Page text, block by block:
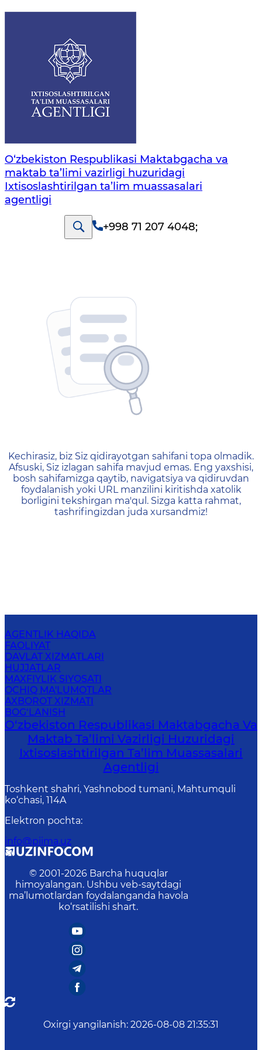
O‘zbekiston Respublikasi Maktabgacha va
maktab ta’limi vazirligi huzuridagi
Ixtisoslashtirilgan ta’lim muassasalari
agentligi
+998 71 207 4048;
404 — Страница не
Kechirasiz, biz Siz qidirayotgan sahifani topa olmadik.
Afsuski, Siz izlagan sahifa mavjud emas. Eng yaxshisi,
bosh sahifamizga qaytib, navigatsiya va qidiruvdan
foydalanish yoki URL manzilini kiritishda xatolik
borligini tekshirgan ma'qul. Sizga katta rahmat,
tashrifingizdan juda xursandmiz!
AGENTLIK HAQIDA
FAOLIYAT
DAVLAT XIZMATLARI
HUJJATLAR
MAXFIYLIK SIYOSATI
OCHIQ MA'LUMOTLAR
AXBOROT XIZMATI
BOG‘LANISH
O‘zbekiston Respublikasi Maktabgacha Va
Maktab Ta’limi Vazirligi Huzuridagi
Ixtisoslashtirilgan Ta’lim Muassasalari
Agentligi
Toshkent shahri, Yashnobod tumani, Mahtumquli
ko‘chasi, 114A
Elektron pochta:
info@piima.uz
© 2001-2026 Barcha huquqlar
himoyalangan. Ushbu veb-saytdagi
ma’lumotlardan foydalanganda havola
ko‘rsatilishi shart.
Oxirgi yangilanish: 2026-08-08 21:35:31